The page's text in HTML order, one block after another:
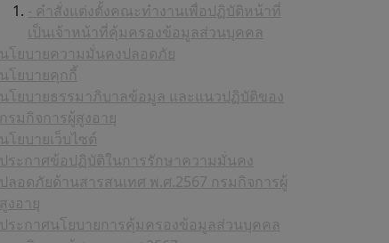
- คำสั่งแต่งตั้งคณะทำงานเพื่อปฏิบัติหน้าที่
เป็นเจ้าหน้าที่คุ้มครองข้อมูลส่วนบุคคล
นโยบายความมั่นคงปลอดภัย
นโยบายคุกกี้
นโยบายธรรมาภิบาลข้อมูล และแนวปฏิบัติของ
กรมกิจการผู้สูงอายุ
นโยบายเว็บไซต์
ประกาศข้อปฏิบัติในการรักษาความมั่นคง
ปลอดภัยด้านสารสนเทศ พ.ศ.2567 กรมกิจการผู้
สูงอายุ
ประกาศนโยบายการคุ้มครองข้อมูลส่วนบุคคล